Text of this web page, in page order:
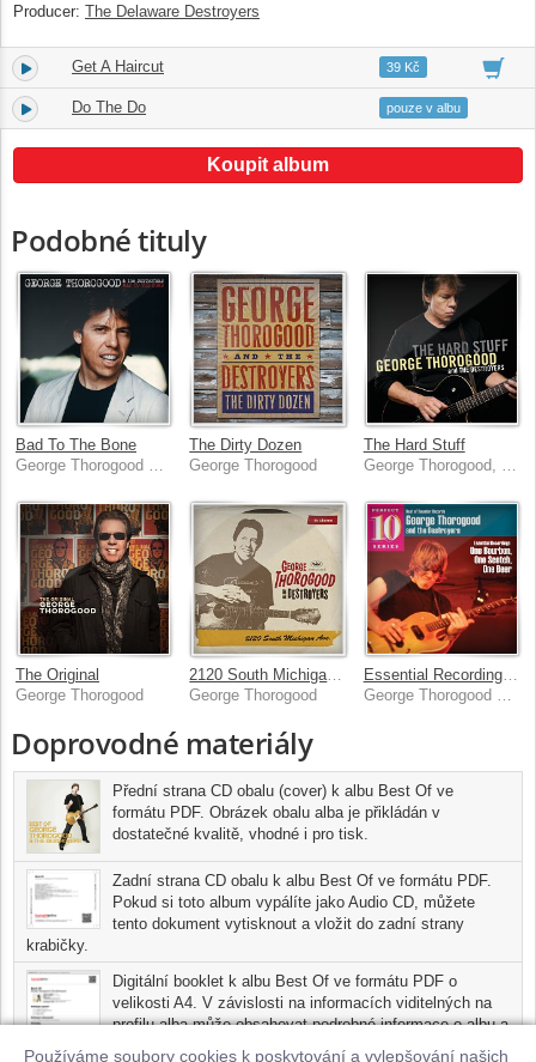
Používáme soubory cookies k poskytování a vylepšování našich
Producer: The Delaware Destroyers
10. Get A Haircut 04:1039 Kč
11. Do The Do 02:46
pouze v albu
Koupit album
Podobné tituly
Bad To The Bone
The Dirty Dozen
George Thorogood
The Hard Stuff
The Original
George Thorogood
2120 South Michigan Ave
George Thorogood
Essential Recordings: One Bourbon, One Scotch, One Beer
George Thorogood & The Destroyers
Doprovodné materiály
Přední strana CD obalu (cover) k albu Best Of ve
formátu PDF. Obrázek obalu alba je přikládán v
dostatečné kvalitě, vhodné i pro tisk.
Zadní strana CD obalu k albu Best Of ve formátu PDF.
Pokud si toto album vypálíte jako Audio CD, můžete
tento dokument vytisknout a vložit do zadní strany
krabičky.
Digitální booklet k albu Best Of ve formátu PDF o
velikosti A4. V závislosti na informacích viditelných na
profilu alba může obsahovat podrobné informace o albu a
jednotlivých skladbách, včetně seznamu participujících